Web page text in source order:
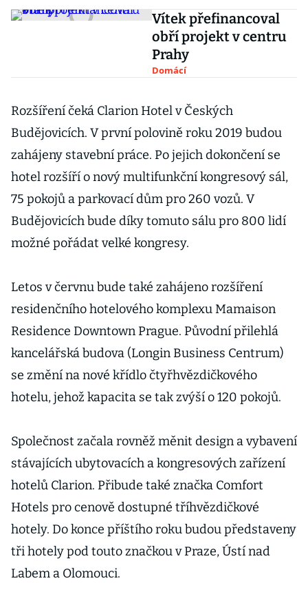
Vítek přefinancoval
obří projekt v centru
Prahy
Domácí
Rozšíření čeká Clarion Hotel v Českých
Budějovicích. V první polovině roku 2019 budou
zahájeny stavební práce. Po jejich dokončení se
hotel rozšíří o nový multifunkční kongresový sál,
75 pokojů a parkovací dům pro 260 vozů. V
Budějovicích bude díky tomuto sálu pro 800 lidí
možné pořádat velké kongresy.
Letos v červnu bude také zahájeno rozšíření
residenčního hotelového komplexu Mamaison
Residence Downtown Prague. Původní přilehlá
kancelářská budova (Longin Business Centrum)
se změní na nové křídlo čtyřhvězdičkového
hotelu, jehož kapacita se tak zvýší o 120 pokojů.
Společnost začala rovněž měnit design a vybavení
stávajících ubytovacích a kongresových zařízení
hotelů Clarion. Přibude také značka Comfort
Hotels pro cenově dostupné tříhvězdičkové
hotely. Do konce příštího roku budou představeny
tři hotely pod touto značkou v Praze, Ústí nad
Labem a Olomouci.